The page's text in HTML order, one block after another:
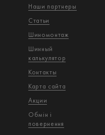
Наши партнеры
Статьи
Шиномонтаж
Шинный
калькулятор
Контакты
Карта сайта
Акции
Обмін і
повернення